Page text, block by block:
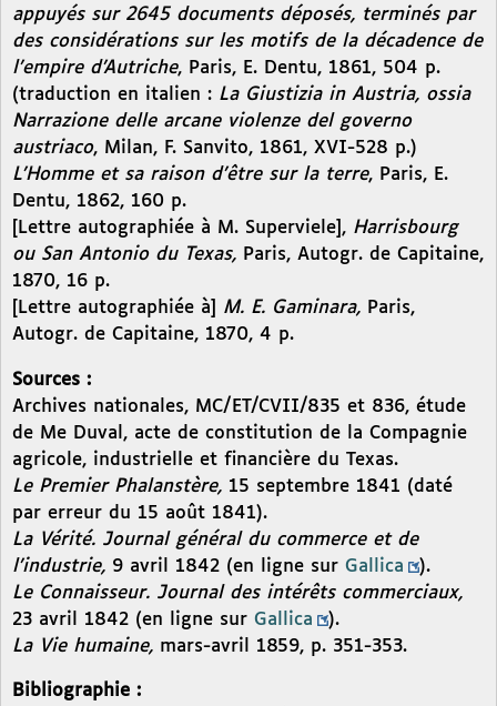
appuyés sur 2645 documents déposés, terminés par
des considérations sur les motifs de la décadence de
l’empire d’Autriche, Paris, E. Dentu, 1861, 504 p.
(traduction en italien : La Giustizia in Austria, ossia
Narrazione delle arcane violenze del governo
austriaco, Milan, F. Sanvito, 1861, XVI-528 p.)
L’Homme et sa raison d’être sur la terre, Paris, E.
Dentu, 1862, 160 p.
[Lettre autographiée à M. Superviele], Harrisbourg
ou San Antonio du Texas, Paris, Autogr. de Capitaine,
1870, 16 p.
[Lettre autographiée à]
M. E. Gaminara, Paris,
Autogr. de Capitaine, 1870, 4 p.
Sources :
Archives nationales, MC/ET/CVII/835 et 836, étude
de Me Duval, acte de constitution de la Compagnie
agricole, industrielle et financière du Texas.
Le Premier Phalanstère, 15 septembre 1841 (daté
par erreur du 15 août 1841).
La Vérité. Journal général du commerce et de
l’industrie, 9 avril 1842 (en ligne sur Gallica
).
Le Connaisseur. Journal des intérêts commerciaux,
23 avril 1842 (en ligne sur Gallica
).
La Vie humaine, mars-avril 1859, p. 351-353.
Bibliographie :